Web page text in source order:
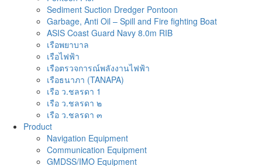
Sediment Suction Dredger Pontoon
Garbage, Anti Oil – Spill and Fire fighting Boat
ASIS Coast Guard Navy 8.0m RIB
เรือพยาบาล
เรือไฟฟ้า
เรือตรวจการณ์พลังงานไฟฟ้า
เรือธนาภา (TANAPA)
เรือ ว.ชลรดา 1
เรือ ว.ชลรดา ๒
เรือ ว.ชลรดา ๓
Product
Navigation Equipment
Communication Equipment
GMDSS/IMO Equipment